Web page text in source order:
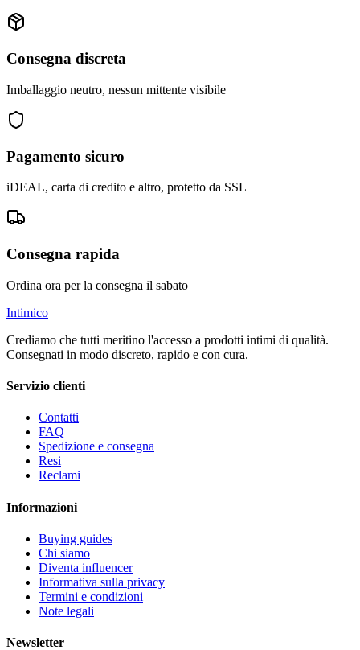
Consegna discreta
Imballaggio neutro, nessun mittente visibile
Pagamento sicuro
iDEAL, carta di credito e altro, protetto da SSL
Consegna rapida
Ordina ora per la consegna il sabato
Intimico
Crediamo che tutti meritino l'accesso a prodotti intimi di qualità.
Consegnati in modo discreto, rapido e con cura.
Servizio clienti
Contatti
FAQ
Spedizione e consegna
Resi
Reclami
Informazioni
Buying guides
Chi siamo
Diventa influencer
Informativa sulla privacy
Termini e condizioni
Note legali
Newsletter